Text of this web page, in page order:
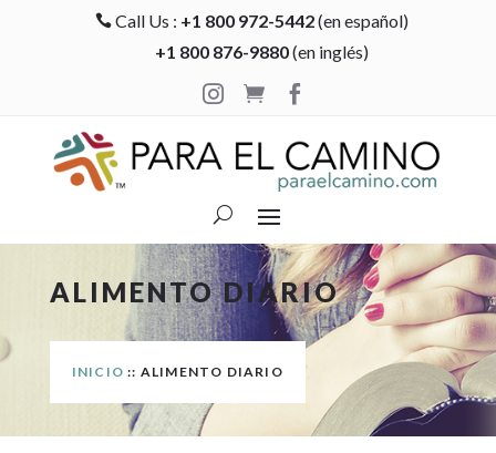
 Call Us : +1 800 972-5442(en español)
+1 800 876-9880(en inglés)

 
ALIMENTO DIARIO
INICIO :: ALIMENTO DIARIO